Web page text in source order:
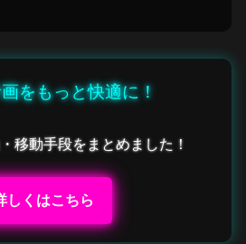
をもっと快適に！
移動手段をまとめました！
しくはこちら